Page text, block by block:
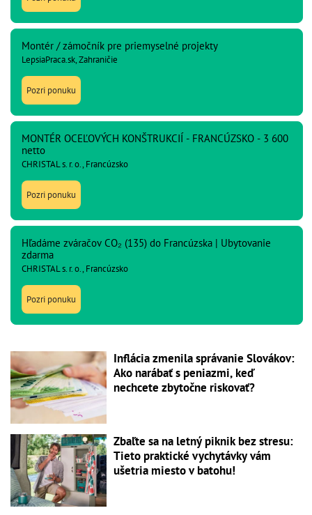
Montér / zámočník pre priemyselné projekty
LepsiaPraca.sk, Zahraničie
Pozri ponuku
MONTÉR OCEĽOVÝCH KONŠTRUKCIÍ - FRANCÚZSKO - 3 600
netto
CHRISTAL s. r. o., Francúzsko
Pozri ponuku
Hľadáme zváračov CO₂ (135) do Francúzska | Ubytovanie
zdarma
CHRISTAL s. r. o., Francúzsko
Pozri ponuku
Inflácia zmenila správanie Slovákov:
Ako narábať s peniazmi, keď
nechcete zbytočne riskovať?
Zbaľte sa na letný piknik bez stresu:
Tieto praktické vychytávky vám
ušetria miesto v batohu!